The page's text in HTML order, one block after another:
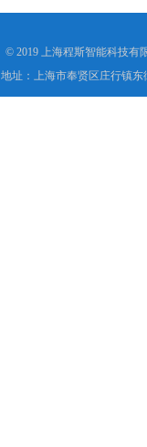
© 2019 上海程斯智能科技有
地址：上海市奉贤区庄行镇东